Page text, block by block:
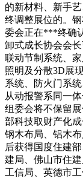
的新材料、新手
终调整展位的。
委会正在***终确
卸式成长协会会
联动节制系统、
照明及分散3D展
系统、防火门系
从动报警系同一
组委会将不保留
部科技取财产化
钢木布局、铝木
后获得国度住建
建局、佛山市住
工信局、英德市